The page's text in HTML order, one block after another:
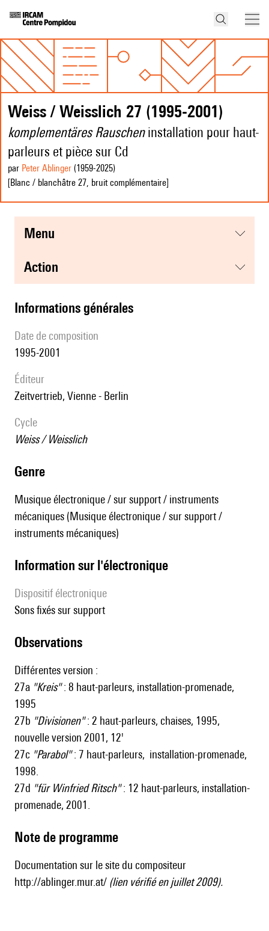
Weiss / Weisslich 27 (1995-2001)
komplementäres Rauscheninstallation pour haut-
parleurs et pièce sur Cd
par Peter Ablinger (1959-2025)
[Blanc / blanchâtre 27, bruit complémentaire]
menu
action
informations générales
date de composition
1995-2001
éditeur
Zeitvertrieb, Vienne - Berlin
Cycle
Weiss / Weisslich
genre
Musique électronique / sur support / instruments
mécaniques (Musique électronique / sur support /
instruments mécaniques)
Information sur l'électronique
Dispositif électronique
sons fixés sur support
observations
Différentes version :
27a "Kreis": 8 haut-parleurs, installation-promenade,
1995
27b "Divisionen": 2 haut-parleurs, chaises, 1995,
nouvelle version 2001, 12'
27c "Parabol": 7 haut-parleurs, installation-promenade,
1998.
27d "für Winfried Ritsch": 12 haut-parleurs, installation-
promenade, 2001.
Note de programme
Documentation sur le site du compositeur
http://ablinger.mur.at/ (lien vérifié en juillet 2009).